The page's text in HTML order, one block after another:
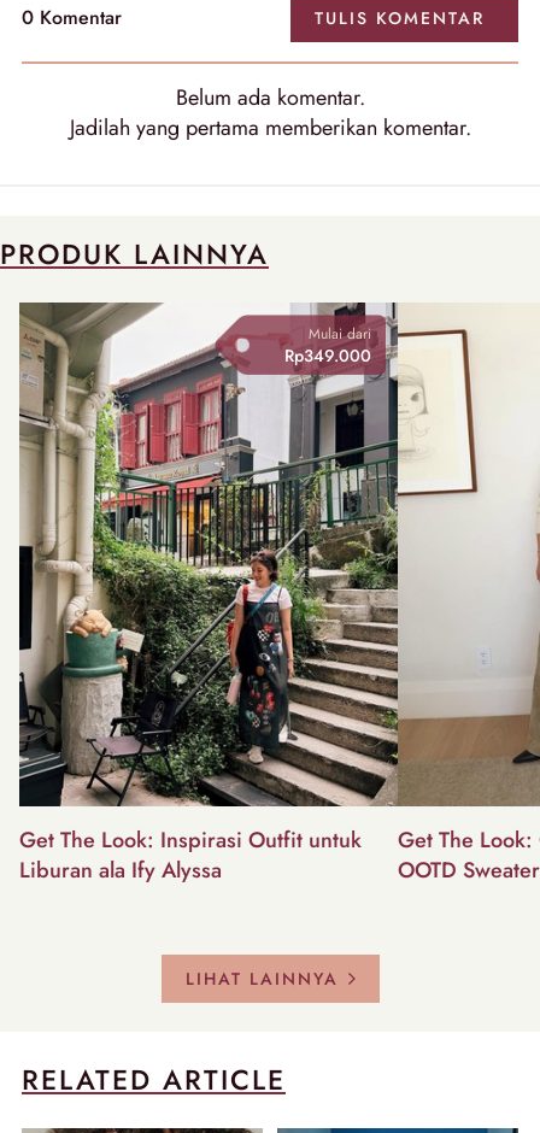
0 Komentar TULIS KOMENTAR
Belum ada komentar.
Jadilah yang pertama memberikan komentar.
PRODUK LAINNYA
Mulai dari
Rp349.000
Get The Look: Inspirasi Outfit untuk
Liburan ala Ify Alyssa
Get The
OOTD
LIHAT LAINNYA
RELATED ARTICLE